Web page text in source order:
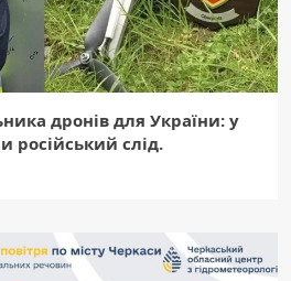
дронів для України: у
російський слід.